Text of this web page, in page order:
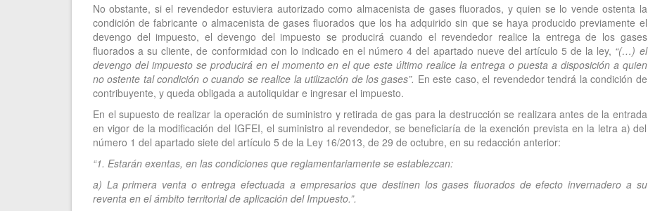
No obstante, si el revendedor estuviera autorizado como almacenista de gases fluorados, y quien se lo vende ostenta la
condición de fabricante o almacenista de gases fluorados que los ha adquirido sin que se haya producido previamente el
devengo del impuesto, el devengo del impuesto se producirá cuando el revendedor realice la entrega de los gases
fluorados a su cliente, de conformidad con lo indicado en el número 4 del apartado nueve del artículo 5 de la ley, “(…) el
devengo del impuesto se producirá en el momento en el que este último realice la entrega o puesta a disposición a quien
no ostente tal condición o cuando se realice la utilización de los gases”. En este caso, el revendedor tendrá la condición de
contribuyente, y queda obligada a autoliquidar e ingresar el impuesto.
En el supuesto de realizar la operación de suministro y retirada de gas para la destrucción se realizara antes de la entrada
en vigor de la modificación del IGFEI, el suministro al revendedor, se beneficiaría de la exención prevista en la letra a) del
número 1 del apartado siete del artículo 5 de la Ley 16/2013, de 29 de octubre, en su redacción anterior:
“1. Estarán exentas, en las condiciones que reglamentariamente se establezcan:
a) La primera venta o entrega efectuada a empresarios que destinen los gases fluorados de efecto invernadero a su
reventa en el ámbito territorial de aplicación del Impuesto.”.